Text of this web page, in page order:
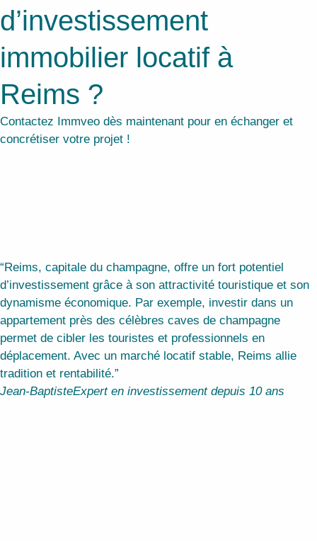
d’investissement
immobilier locatif à
Reims ?
Contactez Immveo dès maintenant pour en échanger et
concrétiser votre projet !
“Reims, capitale du champagne, offre un fort potentiel
d’investissement grâce à son attractivité touristique et son
dynamisme économique. Par exemple, investir dans un
appartement près des célèbres caves de champagne
permet de cibler les touristes et professionnels en
déplacement. Avec un marché locatif stable, Reims allie
tradition et rentabilité.”
Jean-BaptisteExpert en investissement depuis 10 ans